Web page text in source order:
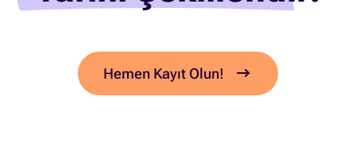
Hemen Kayıt Olun!